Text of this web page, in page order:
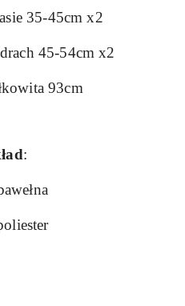
35-45cm x2
45-54cm x2
93cm
: